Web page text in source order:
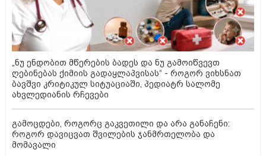
„ნუ ენდობით მწერების ბადეს და ნუ გამოიწვევთ
ღებინებას ქიმიის გადაყლაპვისას“ - როგორ ვიხსნათ
ბავშვი კრიტიკულ სიტუაციაში, პედიატრ სალომე
ახვლედიანის რჩევები
გამოცდები, როგორც გაკვეთილი და არა განაჩენი:
როგორ დავიცვათ შვილების ჯანმრთელობა და
მომავალი